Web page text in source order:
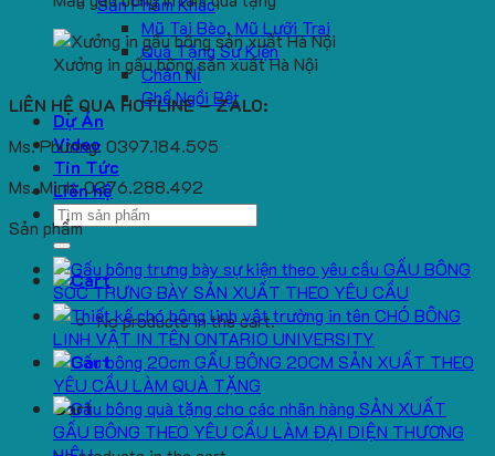
Mũ Tai Bèo, Mũ Lưỡi Trai
Quà Tặng Sự Kiện
Chăn Nỉ
Ghế Ngồi Bệt
Dự Án
Video
Tin Tức
Liên hệ
Search
for:
No products in the cart.
Cart
Xưởng in gấu bông sản xuất Hà Nội
LIÊN HỆ QUA HOTLINE – ZALO:
Ms. Phương: 0397.184.595
Ms. Minh: 0376.288.492
Sản phẩm
GẤU BÔNG
SÓC TRƯNG BÀY SẢN XUẤT THEO YÊU CẦU
CHÓ BÔNG
LINH VẬT IN TÊN ONTARIO UNIVERSITY
GẤU BÔNG 20CM SẢN XUẤT THEO
YÊU CẦU LÀM QUÀ TẶNG
SẢN XUẤT
GẤU BÔNG THEO YÊU CẦU LÀM ĐẠI DIỆN THƯƠNG